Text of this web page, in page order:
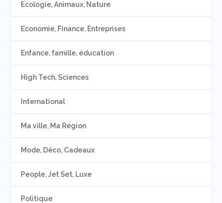
Ecologie, Animaux, Nature
Economie, Finance, Entreprises
Enfance, famille, éducation
High Tech, Sciences
International
Ma ville, Ma Région
Mode, Déco, Cadeaux
People, Jet Set, Luxe
Politique